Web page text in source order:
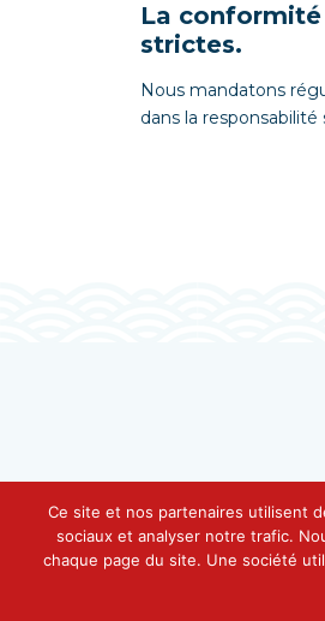
La
strictes.
Nous mandatons
dans la
Ce site et nos partenaires utilisent
sociaux et analyser notre trafic.
chaque page du site. Une société